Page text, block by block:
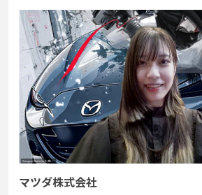
マツダ株式会社